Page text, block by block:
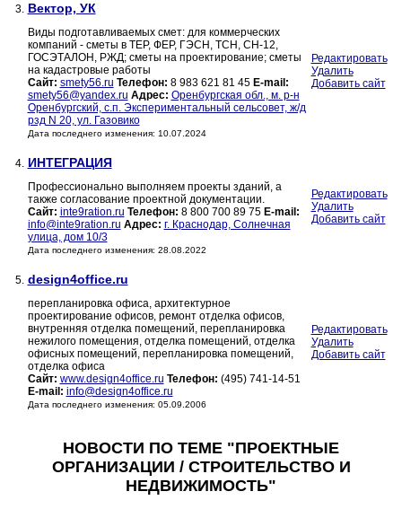
3. Вектор, УК
Виды подготавливаемых смет: для коммерческих
компаний - сметы в ТЕР, ФЕР, ГЭСН, ТСН, СН-12,
ГОСЭТАЛОН, РЖД; сметы на проектирование; сметы
на кадастровые работы
Сайт: smety56.ru Телефон: 8 983 621 81 45 E-mail:
smety56@yandex.ru Адрес: Оренбургская обл., м. р-н
Оренбургский, с.п. Экспериментальный сельсовет, ж/д
рзд N 20, ул. Газовико
Дата последнего изменения: 10.07.2024
Редактировать
Удалить
Добавить сайт
4. ИНТЕГРАЦИЯ
Профессионально выполняем проекты зданий, а
также согласование проектной документации.
Сайт: inte9ration.ru Телефон: 8 800 700 89 75 E-mail:
info@inte9ration.ru Адрес: г. Краснодар, Солнечная
улица, дом 10/3
Дата последнего изменения: 28.08.2022
Редактировать
Удалить
Добавить сайт
5. design4office.ru
перепланировка офиса, архитектурное
проектирование офисов, ремонт отделка офисов,
внутренняя отделка помещений, перепланировка
нежилого помещения, отделка помещений, отделка
офисных помещений, перепланировка помещений,
отделка офиса
Сайт: www.design4office.ru Телефон: (495) 741-14-51
E-mail: info@design4office.ru
Дата последнего изменения: 05.09.2006
Редактировать
Удалить
Добавить сайт
НОВОСТИ ПО ТЕМЕ "ПРОЕКТНЫЕ
ОРГАНИЗАЦИИ / СТРОИТЕЛЬСТВО И
НЕДВИЖИМОСТЬ"